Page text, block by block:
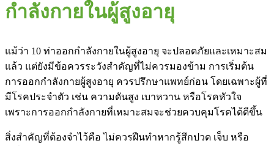
กำลังกายในผู้สูงอายุ
แม้ว่า 10 ท่าออกกำลังกายในผู้สูงอายุ จะปลอดภัยและเหมาะสม
แล้ว แต่ยังมีข้อควรระวังสำคัญที่ไม่ควรมองข้าม การเริ่มต้น
การออกกำลังกายผู้สูงอายุ ควรปรึกษาแพทย์ก่อน โดยเฉพาะผู้ที่
มีโรคประจำตัว เช่น ความดันสูง เบาหวาน หรือโรคหัวใจ
เพราะการออกกำลังกายที่เหมาะสมจะช่วยควบคุมโรคได้ดีขึ้น
สิ่งสำคัญที่ต้องจำไว้คือ ไม่ควรฝืนทำหากรู้สึกปวด เจ็บ หรือ